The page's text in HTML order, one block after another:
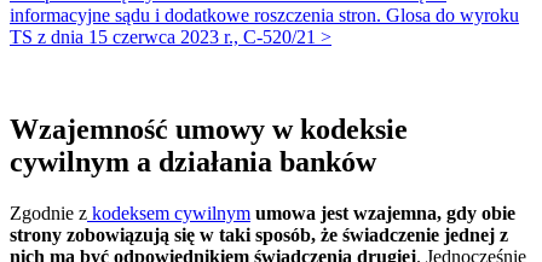
informacyjne sądu i dodatkowe roszczenia stron. Glosa do wyroku
TS z dnia 15 czerwca 2023 r., C-520/21 >
Wzajemność umowy w kodeksie
cywilnym a działania banków
Zgodnie z kodeksem cywilnym umowa jest wzajemna, gdy obie
strony zobowiązują się w taki sposób, że świadczenie jednej z
nich ma być odpowiednikiem świadczenia drugiej. Jednocześnie